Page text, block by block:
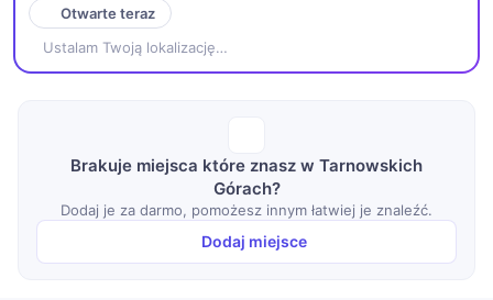
Otwarte teraz
Ustalam Twoją lokalizację…
Brakuje miejsca które znasz w Tarnowskich
Górach?
Dodaj je za darmo, pomożesz innym łatwiej je znaleźć.
Dodaj miejsce